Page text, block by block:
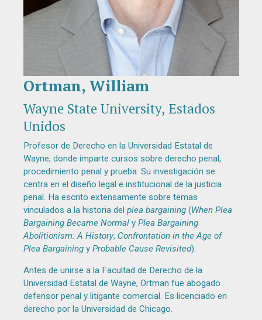
Diapositiva 1 de 1
Ortman, William
Wayne State University, Estados
Unidos
Profesor de Derecho en la Universidad Estatal de
Wayne, donde imparte cursos sobre derecho penal,
procedimiento penal y prueba. Su investigación se
centra en el diseño legal e institucional de la justicia
penal. Ha escrito extensamente sobre temas
vinculados a la historia del plea bargaining (When Plea
Bargaining Became Normaly Plea Bargaining
Abolitionism: A History, Confrontation in the Age of
Plea Bargainingy Probable Cause Revisited).
Antes de unirse a la Facultad de Derecho de la
Universidad Estatal de Wayne, Ortman fue abogado
defensor penal y litigante comercial. Es licenciado en
derecho por la Universidad de Chicago.